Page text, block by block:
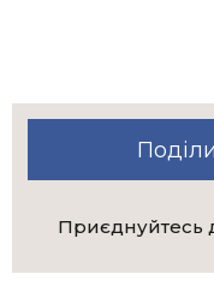
Приєднуйтесь